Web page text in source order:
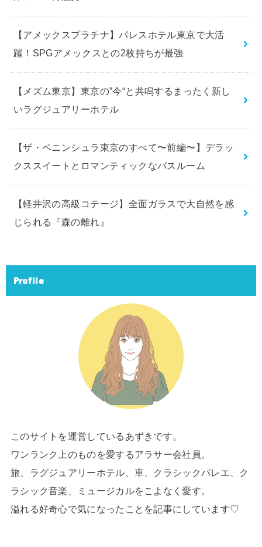
【アメックスプラチナ】パレスホテル東京で大活
躍！SPGアメックスとの2枚持ちが最強
【メズム東京】東京の”今“と共鳴するまったく新し
いラグジュアリーホテル
【ザ・ペニンシュラ東京のすべて〜前編〜】デラッ
クススイートとロマンティックなバスルーム
【軽井沢の高級コテージ】全面ガラスで大自然を感
じられる『森の離れ』
Profile
このサイトを運営しているあずきです。
ワンランク上のものを愛するアラサー会社員。
旅、ラグジュアリーホテル、車、クラシックバレエ、ク
ラシック音楽、ミュージカルをこよなく愛す。
溢れる好奇心で気になったことを記事にしています♡